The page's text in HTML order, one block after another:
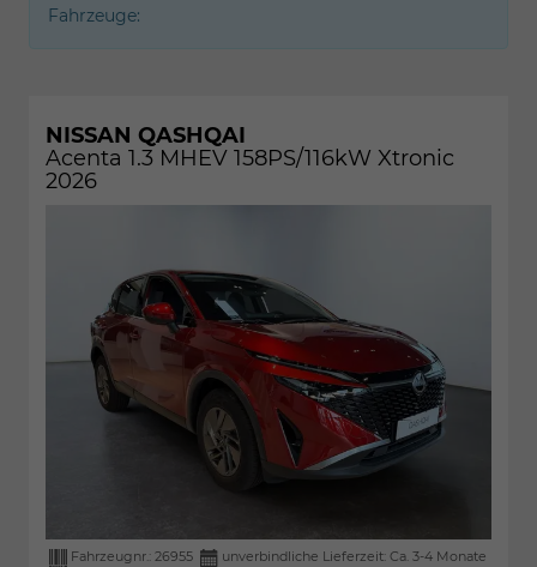
Fahrzeuge:
NISSAN QASHQAI
Acenta 1.3 MHEV 158PS/116kW Xtronic
2026
Fahrzeugnr.: 26955
unverbindliche Lieferzeit: Ca. 3-4 Monate